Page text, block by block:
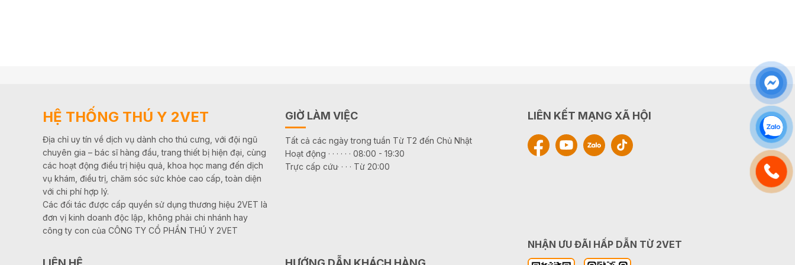
HỆ THỐNG THÚ Y 2VET
Địa chỉ uy tín về dịch vụ dành cho thú cưng, với đội ngũ
chuyên gia – bác sĩ hàng đầu, trang thiết bị hiện đại, cùng
các hoạt động điều trị hiệu quả, khoa học mang đến dịch
vụ khám, điều trị, chăm sóc sức khỏe cao cấp, toàn diện
với chi phí hợp lý.
Các đối tác được cấp quyền sử dụng thương hiệu 2VET là
đơn vị kinh doanh độc lập, không phải chi nhánh hay
công ty con của CÔNG TY CỔ PHẦN THÚ Y 2VET
GIỜ LÀM VIỆC
Tất cả các ngày trong tuần Từ T2 đến Chủ Nhật
Hoạt động · · · · · · 08:00 - 19:30
Trực cấp cứu· · · · Từ 20:00
LIÊN KẾT MẠNG XÃ HỘI
NHẬN ƯU ĐÃI HẤP DẪN TỪ 2VET